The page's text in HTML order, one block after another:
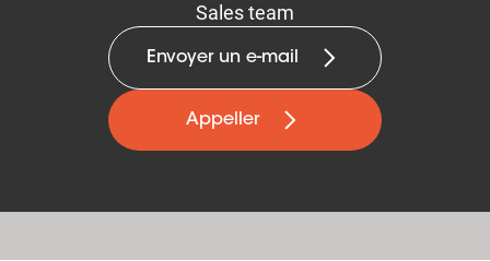
Sales team
Envoyer un e-mail
Appeller